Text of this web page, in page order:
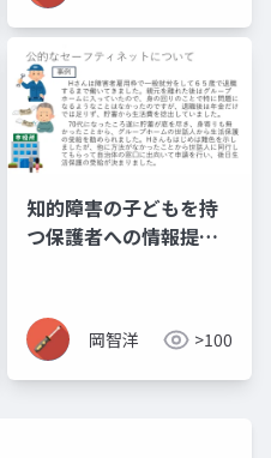
知的障害の子どもを持
つ保護者への情報提供
岡智洋 >100